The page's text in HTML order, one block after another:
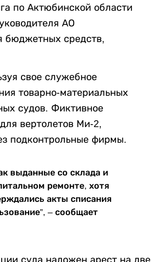
по Актюбинской области
АО
бюджетных средств,
свое служебное
товарно-материальных
судов. Фиктивное
вертолетов Ми-2,
подконтрольные фирмы.
выданные со склада и
ремонте, хотя
акты списания
– сообщает
суда наложен арест на две